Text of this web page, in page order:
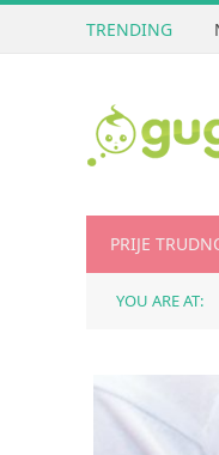
TRENDING
PRIJE
YOU ARE AT: